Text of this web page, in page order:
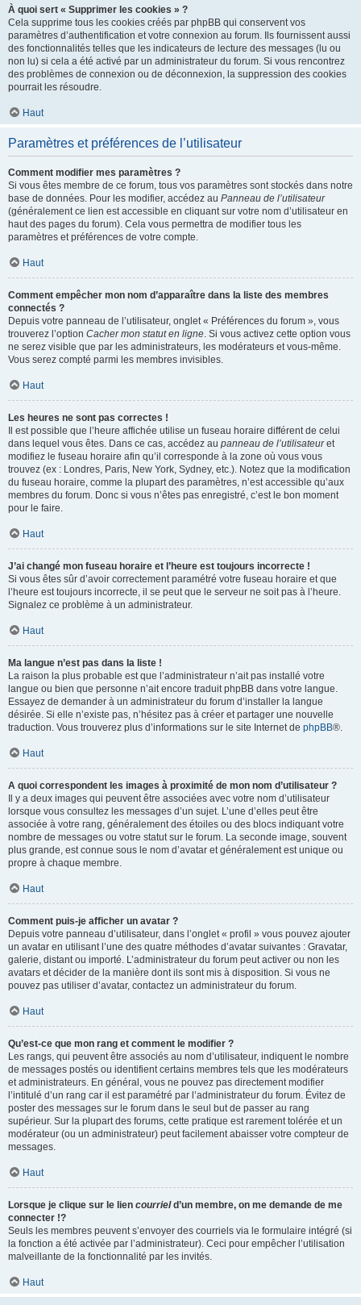
À quoi sert « Supprimer les cookies » ?
Cela supprime tous les cookies créés par phpBB qui conservent vos
paramètres d’authentification et votre connexion au forum. Ils fournissent aussi
des fonctionnalités telles que les indicateurs de lecture des messages (lu ou
non lu) si cela a été activé par un administrateur du forum. Si vous rencontrez
des problèmes de connexion ou de déconnexion, la suppression des cookies
pourrait les résoudre.
Haut
Paramètres et préférences de l’utilisateur
Comment modifier mes paramètres ?
Si vous êtes membre de ce forum, tous vos paramètres sont stockés dans notre
base de données. Pour les modifier, accédez au Panneau de l’utilisateur
(généralement ce lien est accessible en cliquant sur votre nom d’utilisateur en
haut des pages du forum). Cela vous permettra de modifier tous les
paramètres et préférences de votre compte.
Haut
Comment empêcher mon nom d’apparaître dans la liste des membres
connectés ?
Depuis votre panneau de l’utilisateur, onglet « Préférences du forum », vous
trouverez l’option Cacher mon statut en ligne. Si vous activez cette option vous
ne serez visible que par les administrateurs, les modérateurs et vous-même.
Vous serez compté parmi les membres invisibles.
Haut
Les heures ne sont pas correctes !
Il est possible que l’heure affichée utilise un fuseau horaire différent de celui
dans lequel vous êtes. Dans ce cas, accédez au panneau de l’utilisateuret
modifiez le fuseau horaire afin qu’il corresponde à la zone où vous vous
trouvez (ex : Londres, Paris, New York, Sydney, etc.). Notez que la modification
du fuseau horaire, comme la plupart des paramètres, n’est accessible qu’aux
membres du forum. Donc si vous n’êtes pas enregistré, c’est le bon moment
pour le faire.
Haut
J’ai changé mon fuseau horaire et l’heure est toujours incorrecte !
Si vous êtes sûr d’avoir correctement paramétré votre fuseau horaire et que
l’heure est toujours incorrecte, il se peut que le serveur ne soit pas à l’heure.
Signalez ce problème à un administrateur.
Haut
Ma langue n’est pas dans la liste !
La raison la plus probable est que l’administrateur n’ait pas installé votre
langue ou bien que personne n’ait encore traduit phpBB dans votre langue.
Essayez de demander à un administrateur du forum d’installer la langue
désirée. Si elle n’existe pas, n’hésitez pas à créer et partager une nouvelle
traduction. Vous trouverez plus d’informations sur le site Internet de phpBB®.
Haut
A quoi correspondent les images à proximité de mon nom d’utilisateur ?
Il y a deux images qui peuvent être associées avec votre nom d’utilisateur
lorsque vous consultez les messages d’un sujet. L’une d’elles peut être
associée à votre rang, généralement des étoiles ou des blocs indiquant votre
nombre de messages ou votre statut sur le forum. La seconde image, souvent
plus grande, est connue sous le nom d’avatar et généralement est unique ou
propre à chaque membre.
Haut
Comment puis-je afficher un avatar ?
Depuis votre panneau d’utilisateur, dans l’onglet « profil » vous pouvez ajouter
un avatar en utilisant l’une des quatre méthodes d’avatar suivantes : Gravatar,
galerie, distant ou importé. L’administrateur du forum peut activer ou non les
avatars et décider de la manière dont ils sont mis à disposition. Si vous ne
pouvez pas utiliser d’avatar, contactez un administrateur du forum.
Haut
Qu’est-ce que mon rang et comment le modifier ?
Les rangs, qui peuvent être associés au nom d’utilisateur, indiquent le nombre
de messages postés ou identifient certains membres tels que les modérateurs
et administrateurs. En général, vous ne pouvez pas directement modifier
l’intitulé d’un rang car il est paramétré par l’administrateur du forum. Évitez de
poster des messages sur le forum dans le seul but de passer au rang
supérieur. Sur la plupart des forums, cette pratique est rarement tolérée et un
modérateur (ou un administrateur) peut facilement abaisser votre compteur de
messages.
Haut
Lorsque je clique sur le lien courrield’un membre, on me demande de me
connecter !?
Seuls les membres peuvent s’envoyer des courriels via le formulaire intégré (si
la fonction a été activée par l’administrateur). Ceci pour empêcher l’utilisation
malveillante de la fonctionnalité par les invités.
Haut